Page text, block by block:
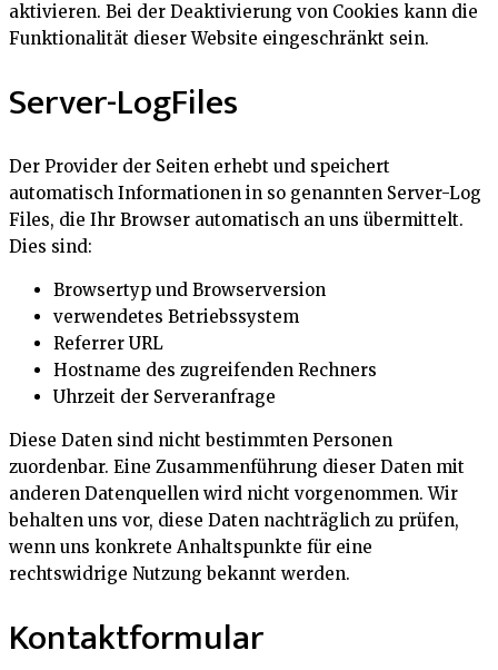
aktivieren. Bei der Deaktivierung von Cookies kann die
Funktionalität dieser Website eingeschränkt sein.
Server-LogFiles
Der Provider der Seiten erhebt und speichert
automatisch Informationen in so genannten Server-Log
Files, die Ihr Browser automatisch an uns übermittelt.
Dies sind:
Browsertyp und Browserversion
verwendetes Betriebssystem
Referrer URL
Hostname des zugreifenden Rechners
Uhrzeit der Serveranfrage
Diese Daten sind nicht bestimmten Personen
zuordenbar. Eine Zusammenführung dieser Daten mit
anderen Datenquellen wird nicht vorgenommen. Wir
behalten uns vor, diese Daten nachträglich zu prüfen,
wenn uns konkrete Anhaltspunkte für eine
rechtswidrige Nutzung bekannt werden.
Kontaktformular